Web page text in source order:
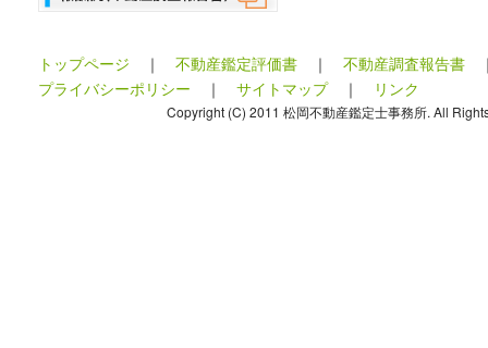
トップページ ｜ 不動産鑑定評価書 ｜ 不動産調査報告書
プライバシーポリシー ｜ サイトマップ｜ リンク
Copyright (C) 2011 松岡不動産鑑定士事務所. All